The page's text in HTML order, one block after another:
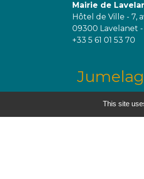
Mairie de
Hôtel de Ville - 7,
09300 Lavelanet -
+33 5 61 01 53 70
Trégueux,
This site